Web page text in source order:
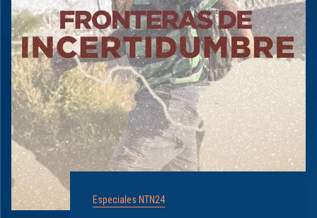
Especiales NTN24